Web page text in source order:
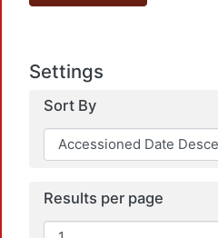
Settings
Sort By
Results per page